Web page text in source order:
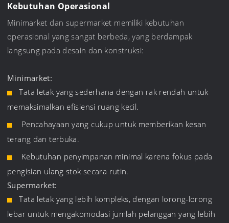
Kebutuhan Operasional
Minimarket dan supermarket memiliki kebutuhan
operasional yang sangat berbeda, yang berdampak
langsung pada desain dan konstruksi:
Minimarket:
Tata letak yang sederhana dengan rak rendah untuk
memaksimalkan efisiensi ruang kecil.
Pencahayaan yang cukup untuk memberikan kesan
terang dan terbuka.
Kebutuhan penyimpanan minimal karena fokus pada
pengisian ulang stok secara rutin.
Supermarket:
Tata letak yang lebih kompleks, dengan lorong-lorong
lebar untuk mengakomodasi jumlah pelanggan yang lebih